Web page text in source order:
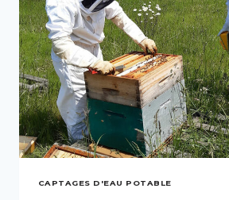
CAPTAGES D'EAU POTABLE